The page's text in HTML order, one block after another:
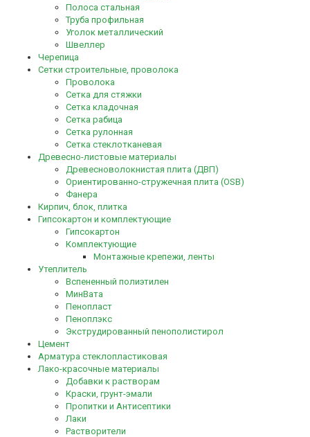
Полоса стальная
Труба профильная
Уголок металлический
Швеллер
Черепица
Сетки строительные, проволока
Проволока
Сетка для стяжки
Сетка кладочная
Сетка рабица
Сетка рулонная
Сетка стеклотканевая
Древесно-листовые материалы
Древесноволокнистая плита (ДВП)
Ориентированно-стружечная плита (OSB)
Фанера
Кирпич, блок, плитка
Гипсокартон и комплектующие
Гипсокартон
Комплектующие
Монтажные крепежи, ленты
Утеплитель
Вспененный полиэтилен
МинВата
Пенопласт
Пеноплэкс
Экструдированный пенополистирол
Цемент
Арматура стеклопластиковая
Лако-красочные материалы
Добавки к растворам
Краски, грунт-эмали
Пропитки и Антисептики
Лаки
Растворители